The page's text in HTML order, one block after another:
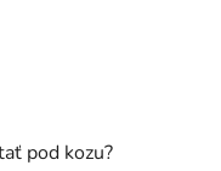
pod kozu?